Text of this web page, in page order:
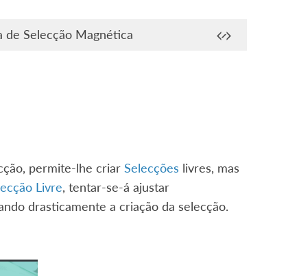
de Selecção Magnética
permite-lhe criar Selecções livres, mas
Livre, tentar-se-á ajustar
drasticamente a criação da selecção.